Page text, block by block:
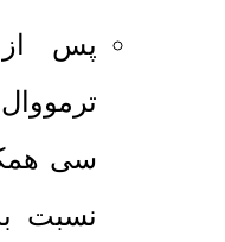
پس از
سی
نسبت